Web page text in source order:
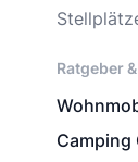
Ratgeber
Camping